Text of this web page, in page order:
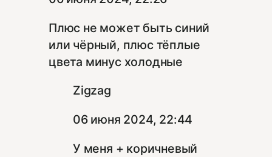
Плюс не может быть синий
или чёрный, плюс тёплые
цвета минус холодные
Zigzag
06 июня 2024, 22:44
У меня + коричневый